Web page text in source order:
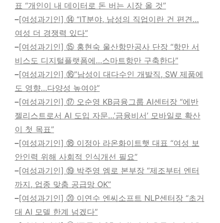
표 “개인이 내 데이터로 돈 버는 시장 올 것”
–[여성과기인] ⑭ “IT분야, 남성의 직업이란 건 편견…
여성 더 경쟁력 있다”
–[여성과기인] ⑮ 홍현숙 울산항만공사 단장 “항만 서
비스도 디지털플랫폼에…스마트항만 구축한다”
–[여성과기인] ⑯”남성이 대다수인 개발직, SW 제품에
도 영향…다양성 높여야”
–[여성과기인] ⑰ 오순영 KB금융그룹 AI센터장 “에반
젤리스트로서 AI 도입 자문…’금융비서’ 모바일로 확산
이 첫 목표”
–[여성과기인] ⑱ 이정아 라온화이트햇 대표 “여성 보
안인력 위해 사회적 인식개선 필요”
–[여성과기인] ⑲ 박주영 엠로 본부장 “제조부터 엔터
까지, 업종 맞춤 공급망 OK”
–[여성과기인] ⑳ 이연수 엔씨소프트 NLP센터장 “초거
대 AI 모델 한계 넘겠다”